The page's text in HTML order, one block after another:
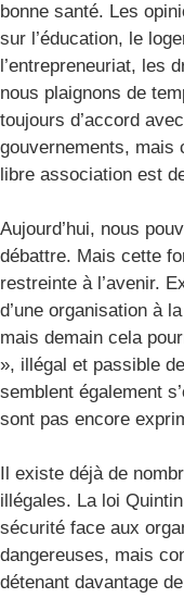
bonne santé. Les
sur l’éducation, le
l’entrepreneuriat, les
nous plaignons de
toujours d’accord
gouvernements, mais
libre association est
Aujourd’hui, nous
débattre. Mais cette
restreinte à l’avenir.
d’une organisation à
mais demain cela
», illégal et passible
semblent également
sont pas encore
Il existe déjà de
illégales. La loi
sécurité face aux
dangereuses, mais
détenant davantage